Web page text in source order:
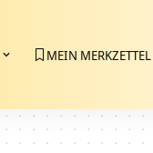
MEIN MERKZETTEL